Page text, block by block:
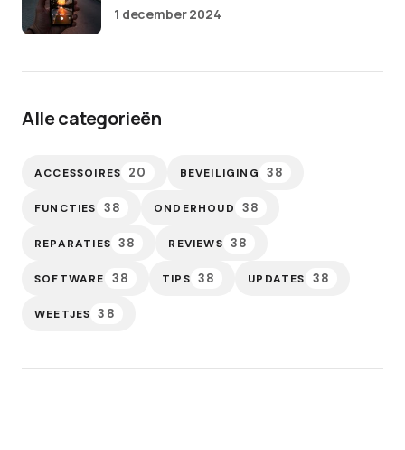
1 december 2024
Alle categorieën
ACCESSOIRES 20 BEVEILIGING 38
FUNCTIES 38 ONDERHOUD 38
REPARATIES 38 REVIEWS 38
SOFTWARE 38 TIPS 38 UPDATES 38
WEETJES 38